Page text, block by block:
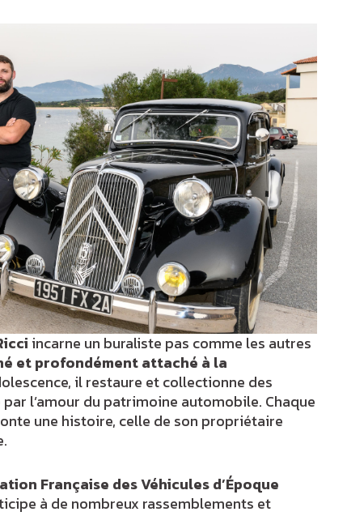
incarne un buraliste pas comme les autres
et profondément attaché à la
il restaure et collectionne des
l’amour du patrimoine automobile. Chaque
une histoire, celle de son propriétaire
Française des Véhicules d’Époque
à de nombreux rassemblements et